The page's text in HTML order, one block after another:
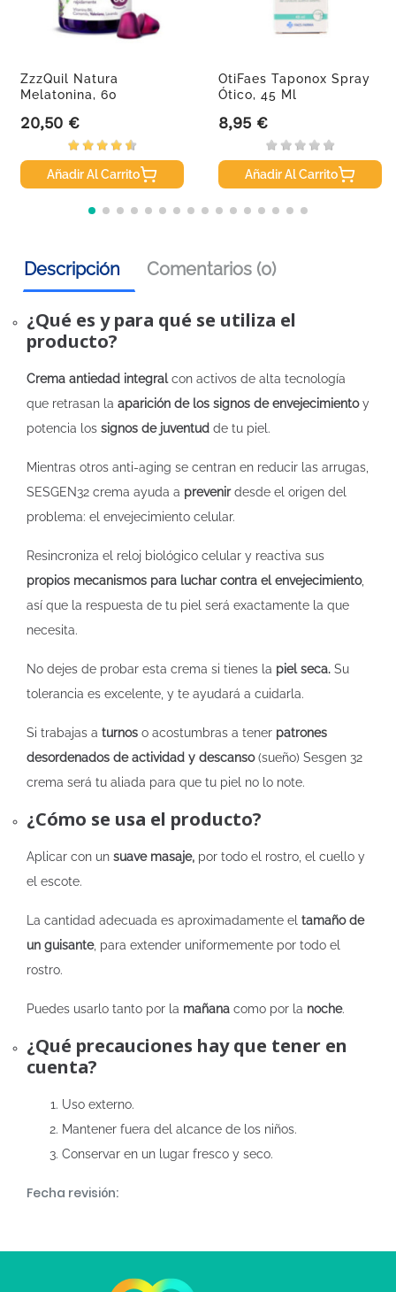
ZzzQuil Natura
Melatonina, 60
Precio
20,50 €
Añadir Al Carrito
OtiFaes Taponox Spray
Ótico, 45 Ml
Precio
8,95 €
Añadir Al Carrito
Descripción Comentarios (0)
¿Qué es y para qué se utiliza el
producto?
Crema antiedad integralcon activos de alta tecnología
que retrasan la aparición de los signos de envejecimientoy
potencia los signos de juventud de tu piel.
Mientras otros anti-aging se centran en reducir las arrugas,
SESGEN32 crema ayuda a prevenirdesde el origen del
problema: el envejecimiento celular.
Resincroniza el reloj biológico celular y reactiva sus
propios mecanismos para luchar contra el envejecimiento,
así que la respuesta de tu piel será exactamente la que
necesita.
No dejes de probar esta crema si tienes la piel seca. Su
tolerancia es excelente, y te ayudará a cuidarla.
Si trabajas a turnos o acostumbras a tener patrones
desordenados de actividad y descanso(sueño) Sesgen 32
crema será tu aliada para que tu piel no lo note.
¿Cómo se usa el producto?
Aplicar con un suave masaje, por todo el rostro, el cuello y
el escote.
La cantidad adecuada es aproximadamente el tamaño de
un guisante, para extender uniformemente por todo el
rostro.
Puedes usarlo tanto por la mañana como por la noche.
¿Qué precauciones hay que tener en
cuenta?
Uso externo.
Mantener fuera del alcance de los niños.
Conservar en un lugar fresco y seco.
Fecha revisión: